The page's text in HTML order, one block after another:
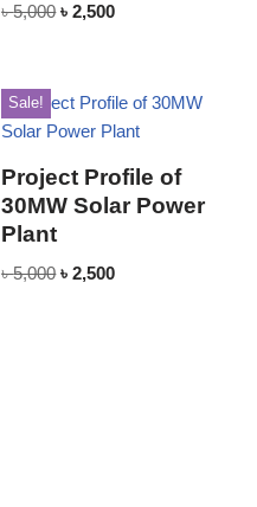
৳5,000 ৳2,500
Sale!
Project Profile of
30MW Solar Power
Plant
৳5,000 ৳2,500